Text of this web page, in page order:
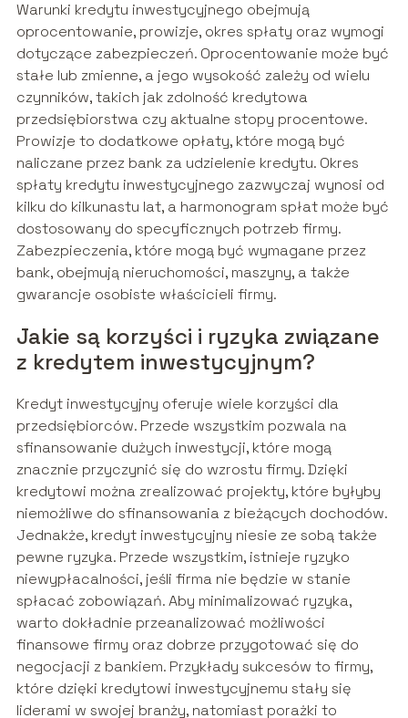
Warunki kredytu inwestycyjnego obejmują
oprocentowanie, prowizje, okres spłaty oraz wymogi
dotyczące zabezpieczeń. Oprocentowanie może być
stałe lub zmienne, a jego wysokość zależy od wielu
czynników, takich jak zdolność kredytowa
przedsiębiorstwa czy aktualne stopy procentowe.
Prowizje to dodatkowe opłaty, które mogą być
naliczane przez bank za udzielenie kredytu. Okres
spłaty kredytu inwestycyjnego zazwyczaj wynosi od
kilku do kilkunastu lat, a harmonogram spłat może być
dostosowany do specyficznych potrzeb firmy.
Zabezpieczenia, które mogą być wymagane przez
bank, obejmują nieruchomości, maszyny, a także
gwarancje osobiste właścicieli firmy.
Jakie są korzyści i ryzyka związane
z kredytem inwestycyjnym?
Kredyt inwestycyjny oferuje wiele korzyści dla
przedsiębiorców. Przede wszystkim pozwala na
sfinansowanie dużych inwestycji, które mogą
znacznie przyczynić się do wzrostu firmy. Dzięki
kredytowi można zrealizować projekty, które byłyby
niemożliwe do sfinansowania z bieżących dochodów.
Jednakże, kredyt inwestycyjny niesie ze sobą także
pewne ryzyka. Przede wszystkim, istnieje ryzyko
niewypłacalności, jeśli firma nie będzie w stanie
spłacać zobowiązań. Aby minimalizować ryzyka,
warto dokładnie przeanalizować możliwości
finansowe firmy oraz dobrze przygotować się do
negocjacji z bankiem. Przykłady sukcesów to firmy,
które dzięki kredytowi inwestycyjnemu stały się
liderami w swojej branży, natomiast porażki to